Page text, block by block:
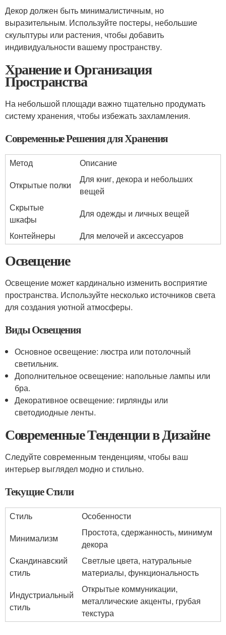
Декор должен быть минималистичным, но
выразительным. Используйте постеры, небольшие
скульптуры или растения, чтобы добавить
индивидуальности вашему пространству.
Хранение и Организация
Пространства
На небольшой площади важно тщательно продумать
систему хранения, чтобы избежать захламления.
Современные Решения для Хранения
Метод
Описание
Открытые полки
Для книг, декора и небольших
вещей
Скрытые
шкафы
Для одежды и личных вещей
Контейнеры
Для мелочей и аксессуаров
Освещение
Освещение может кардинально изменить восприятие
пространства. Используйте несколько источников света
для создания уютной атмосферы.
Виды Освещения
Основное освещение: люстра или потолочный
светильник.
Дополнительное освещение: напольные лампы или
бра.
Декоративное освещение: гирлянды или
светодиодные ленты.
Современные Тенденции в Дизайне
Следуйте современным тенденциям, чтобы ваш
интерьер выглядел модно и стильно.
Текущие Стили
Стиль
Особенности
Минимализм
Простота, сдержанность, минимум
декора
Скандинавский
стиль
Светлые цвета, натуральные
материалы, функциональность
Индустриальный
стиль
Открытые коммуникации,
металлические акценты, грубая
текстура